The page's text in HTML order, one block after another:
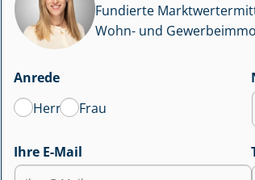
Fundierte
Wohn- und
Anrede
Herr
Frau
Ihre E-Mail